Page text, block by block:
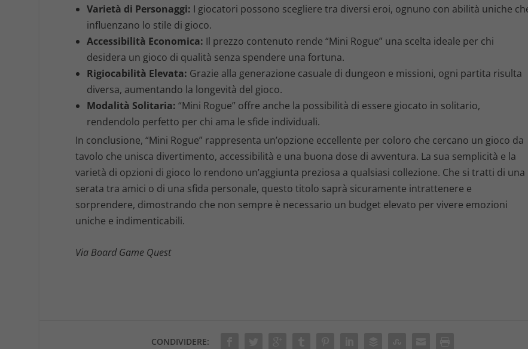
Varietà di Personaggi: I giocatori possono scegliere tra diversi eroi, ognuno con abilità uniche
influenzano lo stile di gioco.
Accessibilità Economica: Il prezzo contenuto rende “Mini Rogue” una scelta ideale per chi
desidera un gioco di qualità senza spendere una fortuna.
Rigiocabilità Elevata: Grazie alla generazione casuale di dungeon e missioni, ogni partita risulta
diversa, aumentando la longevità del gioco.
Modalità Solitaria: “Mini Rogue” offre anche la possibilità di essere giocato in solitario,
rendendolo perfetto per chi ama le sfide individuali.
In conclusione, “Mini Rogue” rappresenta un’opzione eccellente per coloro che cercano un gioco da
tavolo che unisca divertimento, accessibilità e una buona dose di avventura. La sua semplicità e la
varietà di opzioni di gioco lo rendono un’aggiunta preziosa a qualsiasi collezione. Che si tratti di una
serata tra amici o di una sfida personale, questo titolo saprà sicuramente intrattenere e
sorprendere, dimostrando che non sempre è necessario un budget elevato per vivere emozioni
uniche e indimenticabili.
Via Board Game Quest
CONDIVIDERE: